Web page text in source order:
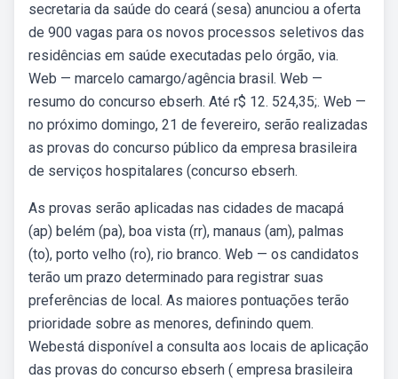
secretaria da saúde do ceará (sesa) anunciou a oferta
de 900 vagas para os novos processos seletivos das
residências em saúde executadas pelo órgão, via.
Web — marcelo camargo/agência brasil. Web —
resumo do concurso ebserh. Até r$ 12. 524,35;. Web —
no próximo domingo, 21 de fevereiro, serão realizadas
as provas do concurso público da empresa brasileira
de serviços hospitalares (concurso ebserh.
As provas serão aplicadas nas cidades de macapá
(ap) belém (pa), boa vista (rr), manaus (am), palmas
(to), porto velho (ro), rio branco. Web — os candidatos
terão um prazo determinado para registrar suas
preferências de local. As maiores pontuações terão
prioridade sobre as menores, definindo quem.
Webestá disponível a consulta aos locais de aplicação
das provas do concurso ebserh ( empresa brasileira